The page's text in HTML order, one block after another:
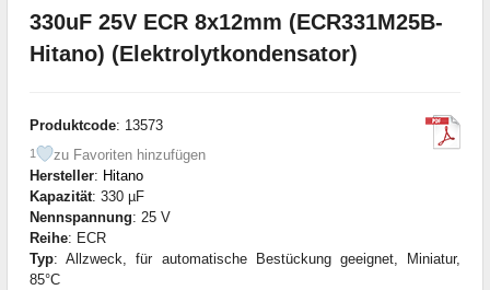
330uF 25V ECR 8x12mm (ECR331M25B-
Hitano) (Elektrolytkondensator)
Produktcode: 13573
1
zu Favoriten hinzufügen
Hersteller: Hitano
Kapazität: 330 µF
Nennspannung: 25 V
Reihe: ECR
Typ: Allzweck, für automatische Bestückung geeignet, Miniatur,
85°C